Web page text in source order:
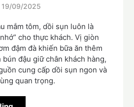
19/09/2025
mắm tôm, dồi sụn luôn là
cho thực khách. Vị giòn
đậm đà khiến bữa ăn thêm
đậu giữ chân khách hàng,
cung cấp dồi sụn ngon và
quan trọng.